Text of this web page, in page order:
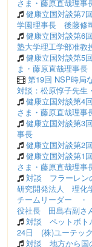
さま・藤原直哉理事
健康立国対談第7
学園理事長 後藤修
健康立国対談第6
塾大学理工学部准
健康立国対談第5
ま・藤原直哉理事長
第19回 NSP時局
対談：松原惇子先生
健康立国対談第4
さま・藤原直哉理事
健康立国対談第3
事長
健康立国対談第2
健康立国対談第1
さま・藤原直哉理事
対談 フラーレン
研究開発法人 理化
チームリーダー
役社長 田島右副さ
対談 ペットボト
24日 (株)ユーテッ
対談 地方から国